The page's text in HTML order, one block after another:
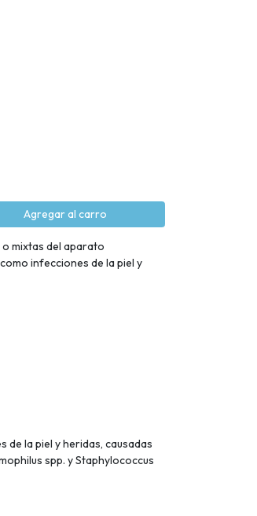
Agregar al carro
mixtas del aparato
infecciones de la piel y
la piel y heridas, causadas
spp. y Staphylococcus